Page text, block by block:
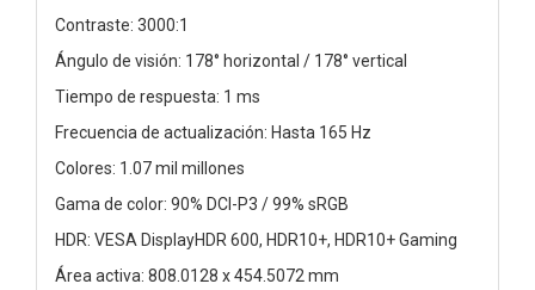
Contraste: 3000:1
Ángulo de visión: 178° horizontal / 178° vertical
Tiempo de respuesta: 1 ms
Frecuencia de actualización: Hasta 165 Hz
Colores: 1.07 mil millones
Gama de color: 90% DCI-P3 / 99% sRGB
HDR: VESA DisplayHDR 600, HDR10+, HDR10+ Gaming
Área activa: 808.0128 x 454.5072 mm